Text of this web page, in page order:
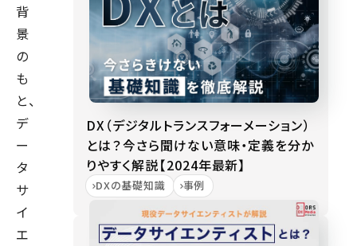
背
景
の
も
と、
デ
ー
タ
サ
イ
エ
DX（デジタルトランスフォーメーション）
とは？今さら聞けない意味・定義を分か
りやすく解説【2024年最新】
DXの基礎知識 事例